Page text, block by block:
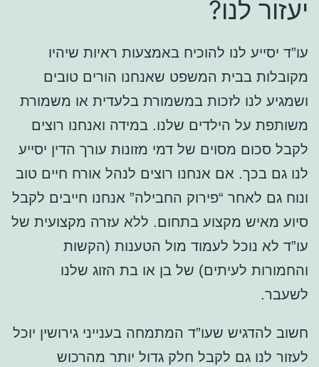
יעזור לנו?
עו”ד יסייע לנו להוכיח באמצעות ראיות שיהיו
מקובלות בבית המשפט שאנחנו הורים טובים
ושמגיע לנו לזכות במשמורת בלעדית או משמורת
משותפת על הילדים שלנו. במידה ואנחנו רוצים
לקבל סכום מסוים של דמי מזונות עורך הדין יסייע
לנו גם בכך. אם אנחנו רוצים לנהל אורח חיים טוב
ונוח גם לאחר “פירוק החבילה” אנחנו חייבים לקבל
סיוע מאיש מקצוע בתחום. ללא עזרה מקצועית של
עו”ד לא נוכל לעמוד מול הטענות (הקשות
והחמורות לעיתים) של בן או בת הזוג שלנו
לשעבר.
חשוב להדגיש שעו”ד המתמחה בענייני גירושין יוכל
לעזור לנו גם לקבל חלק גדול יותר מהרכוש